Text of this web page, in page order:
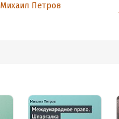
Михаил Петров